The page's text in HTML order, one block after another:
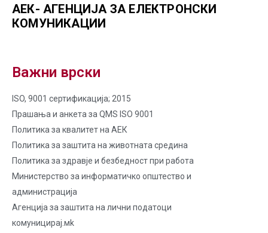
АЕК- АГЕНЦИЈА ЗА ЕЛЕКТРОНСКИ
КОМУНИКАЦИИ
Важни врски
ISO, 9001 сертификација; 2015
Прашања и анкета за QMS ISO 9001
Политика за квалитет на AЕК
Политика за заштита на животната средина
Политика за здравје и безбедност при работа
Министерство за информатичко општество и
администрација
Агенција за заштита на лични податоци
комуницирај.мk